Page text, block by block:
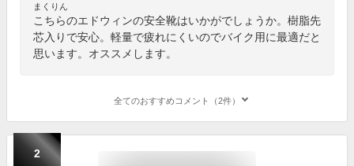
まくりん
こちらのエドウィンの安全靴はいかがでしょうか。樹脂先
芯入りで安心。軽量で疲れにくいのでバイク用に最適だと
思います。オススメします。
全てのおすすめコメント（2件）
2